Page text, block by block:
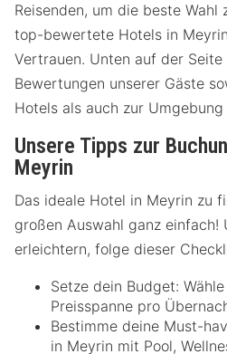
Reisenden, um die beste
top-bewertete Hotels in
Vertrauen. Unten auf der
Bewertungen unserer Gäste
Hotels als auch zur Umgebung
Unsere Tipps zur
Meyrin
Das ideale Hotel in Meyrin zu
großen Auswahl ganz einfach!
erleichtern, folge dieser
Setze dein Budget:
Preisspanne pro
Bestimme deine Must-
in Meyrin mit Pool,